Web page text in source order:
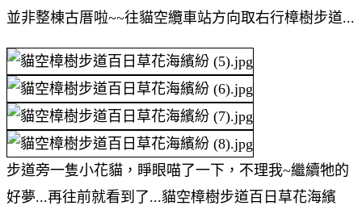
並非整棟古厝啦~~往貓空纜車站方向取右行樟樹步道...
步道旁一隻小花貓，睜眼喵了一下，不理我~繼續牠的
好夢...再往前就看到了...貓空樟樹步道百日草花海繽